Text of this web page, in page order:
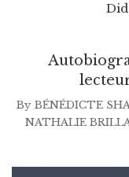
By BÉNÉDICTE
NATHALIE